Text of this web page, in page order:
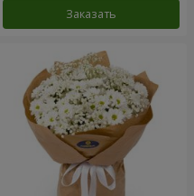
Заказать